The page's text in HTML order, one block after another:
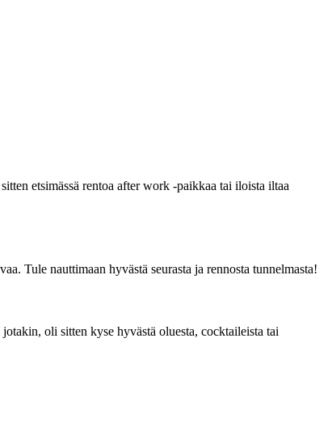
etsimässä rentoa after work -paikkaa tai iloista iltaa
Tule nauttimaan hyvästä seurasta ja rennosta tunnelmasta!
oli sitten kyse hyvästä oluesta, cocktaileista tai